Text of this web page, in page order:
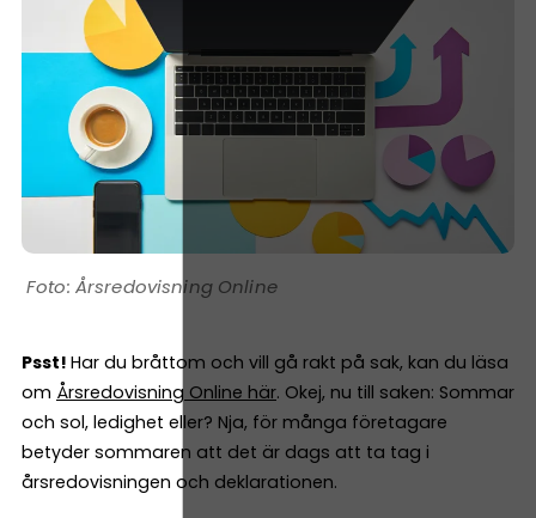
Årsredovisning Online
Psst! Har du bråttom och vill gå rakt på sak, kan du läsa
om Årsredovisning Online här. Okej, nu till saken: Sommar
och sol, ledighet eller? Nja, för många företagare
betyder sommaren att det är dags att ta tag i
årsredovisningen och deklarationen.